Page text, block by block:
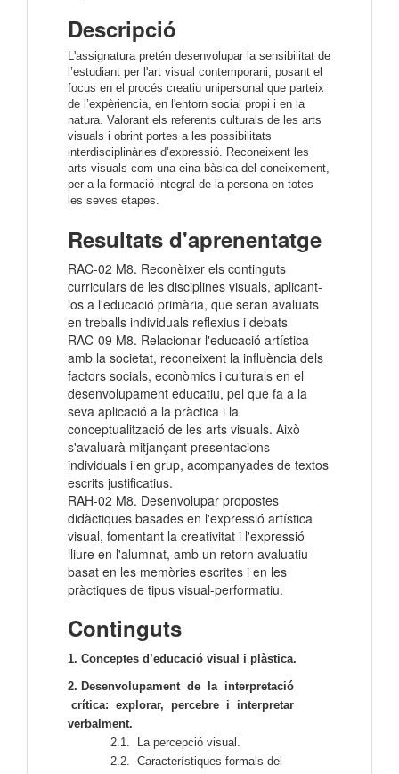
Descripció
L'assignatura pretén desenvolupar la sensibilitat de
l’estudiant per l'art visual contemporani, posant el
focus en el procés creatiu unipersonal que parteix
de l’expèriencia, en l'entorn social propi i en la
natura. Valorant els referents culturals de les arts
visuals i obrint portes a les possibilitats
interdisciplinàries d’expressió. Reconeixent les
arts visuals com una eina bàsica del coneixement,
per a la formació integral de la persona en totes
les seves etapes.
Resultats d'aprenentatge
RAC-02 M8. Reconèixer els continguts
curriculars de les disciplines visuals, aplicant-
los a l'educació primària, que seran avaluats
en treballs individuals reflexius i debats
RAC-09 M8. Relacionar l'educació artística
amb la societat, reconeixent la influència dels
factors socials, econòmics i culturals en el
desenvolupament educatiu, pel que fa a la
seva aplicació a la pràctica i la
conceptualització de les arts visuals. Això
s'avaluarà mitjançant presentacions
individuals i en grup, acompanyades de textos
escrits justificatius.
RAH-02 M8. Desenvolupar propostes
didàctiques basades en l'expressió artística
visual, fomentant la creativitat i l'expressió
lliure en l'alumnat, amb un retorn avaluatiu
basat en les memòries escrites i en les
pràctiques de tipus visual-performatiu.
Continguts
1. Conceptes d’educació visual i plàstica.
2. Desenvolupament de la interpretació
crítica: explorar, percebre i
interpretar
verbalment.
2.1. La percepció visual.
2.2. Característiques formals del